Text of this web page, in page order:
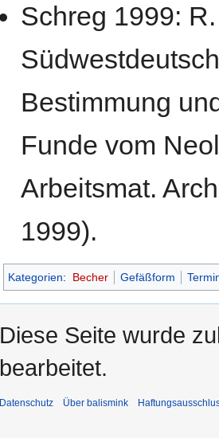
Schreg 1999:
Bestimmung
Funde vom
Arbeitsmat.
1999).
Kategorien: Becher Gefäßform
Diese Seite wurde
bearbeitet.
Datenschutz Über balismink